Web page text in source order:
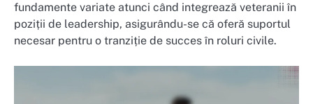
fundamente variate atunci când integrează veteranii în
poziții de leadership, asigurându-se că oferă suportul
necesar pentru o tranziție de succes în roluri civile.